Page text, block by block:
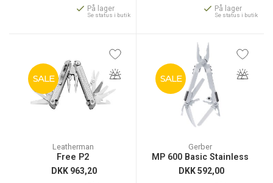
På lager
Se status i butik
På lager
Se status i butik
SALE
Leatherman
Free P2
DKK 963,20
SALE
Gerber
MP 600 Basic Stainless
DKK592,00